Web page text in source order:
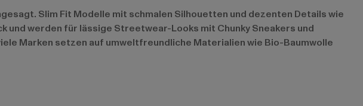
Slim Fit Modelle mit schmalen Silhouetten und dezenten Details wie
und werden für lässige Streetwear-Looks mit Chunky Sneakers und
Marken setzen auf umweltfreundliche Materialien wie Bio-Baumwolle